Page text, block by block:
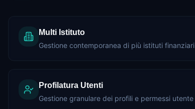
Multi Istituto
Gestione contemporanea di più istituti finanziari
Profilatura Utenti
Gestione granulare dei profili e permessi utente